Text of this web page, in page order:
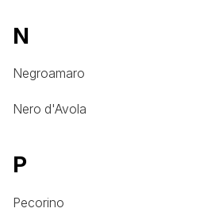
N
Negroamaro
Nero d'Avola
P
Pecorino